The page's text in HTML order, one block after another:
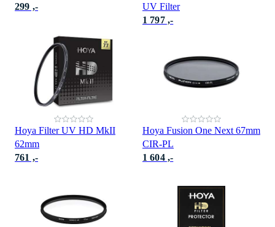
299 ,-
UV Filter
1 797 ,-
Hoya Filter UV HD MkII
62mm
761 ,-
Hoya Fusion One Next 67mm
CIR-PL
1 604 ,-